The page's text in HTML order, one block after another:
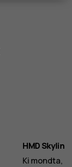
HMD Skyline
Ki mondta,